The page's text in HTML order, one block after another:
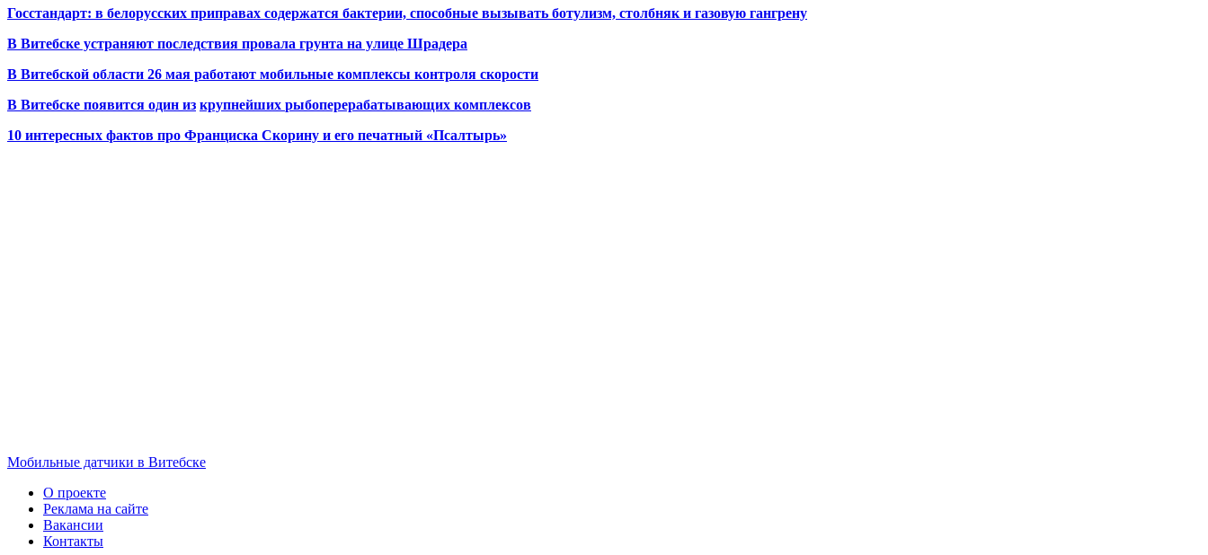
Госстандарт: в белорусских приправах содержатся бактерии, способные вызывать ботулизм, столбняк и газовую гангрену
В Витебске устраняют последствия провала грунта на улице Шрадера
В Витебской области 26 мая работают мобильные комплексы контроля скорости
В Витебске появится один из крупнейших рыбоперерабатывающих комплексов
10 интересных фактов про Франциска Скорину и его печатный «Псалтырь»
Мобильные датчики в Витебске
О проекте
Реклама на сайте
Вакансии
Контакты